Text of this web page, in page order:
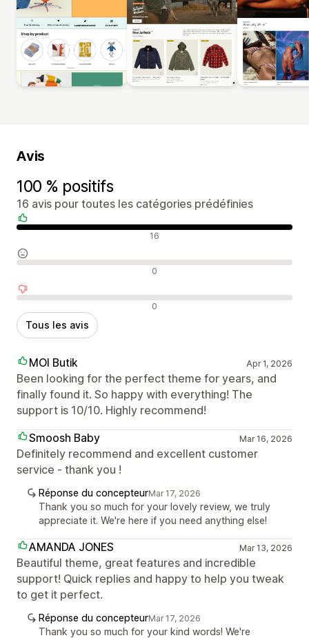
Avis
100 % positifs
16 avis pour toutes les catégories prédéfinies
Avis positifs 16
Avis neutres 0
Avis négatifs 0
Tous les avis
MOI Butik Apr 1, 2026
Been looking for the perfect theme for years, and
finally found it. So happy with everything! The
support is 10/10. Highly recommend!
Smoosh Baby
Mar 16, 2026
Definitely recommend and excellent customer
service - thank you !
Réponse du concepteurMar 17, 2026
Thank you so much for your lovely review, we truly
appreciate it. We're here if you need anything else!
AMANDA JONES Mar 13, 2026
Beautiful theme, great features and incredible
support! Quick replies and happy to help you tweak
to get it perfect.
Réponse du concepteurMar 17, 2026
Thank you so much for your kind words! We're